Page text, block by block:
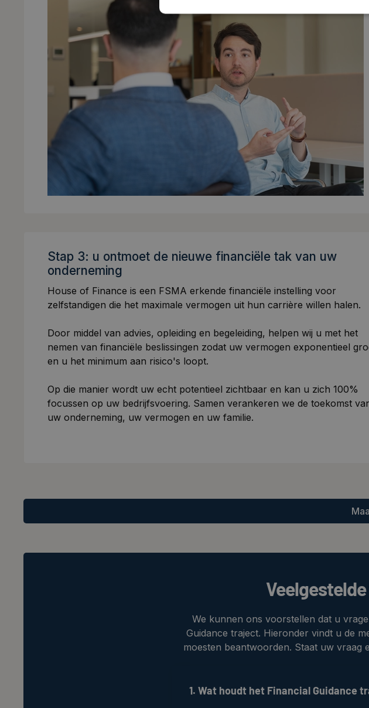
Stap 3: u ontmoet de nieuwe financiële tak van uw
onderneming
House of Finance is een FSMA erkende financiële instelling voor
zelfstandigen die het maximale vermogen uit hun carrière willen halen.
Door middel van advies, opleiding en begeleiding, helpen wij u met het
nemen van financiële beslissingen zodat uw vermogen exponentieel
en u het minimum aan risico's loopt.
Op die manier wordt uw echt potentieel zichtbaar en kan u zich 100%
focussen op uw bedrijfsvoering. Samen verankeren we de toekomst
uw onderneming, uw vermogen en uw familie.
We kunnen ons voorstellen dat u
Guidance traject. Hieronder vindt u de
moesten beantwoorden. Staat uw vraag
1. Wat houdt het Financial Guidance